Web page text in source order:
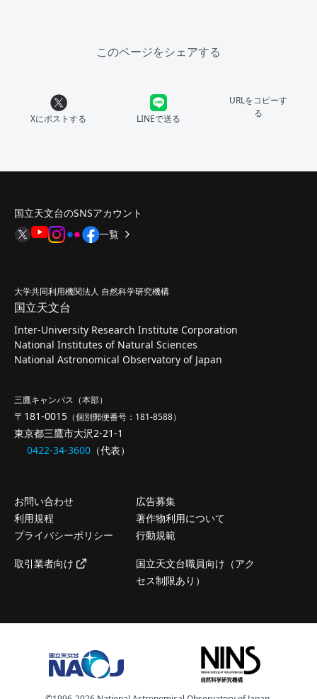
このページをシェアする
Xにポストする LINEで送る
URLをコピーす
る
国立天文台のSNSアカウント
一覧
大学共同利用機関法人 自然科学研究機構
国立天文台
Inter-University Research Institute Corporation
National Institutes of Natural Sciences
National Astronomical Observatory of Japan
三鷹キャンパス（本部）
〒181-0015 （個別郵便番号：181-8588）
東京都三鷹市大沢2-21-1
0422-34-3600 （代表）
お問い合わせ
広告募集
利用規程
著作物利用について
プライバシーポリシー
行動規範
取引業者向け
国立天文台職員向け（アク
セス制限あり）